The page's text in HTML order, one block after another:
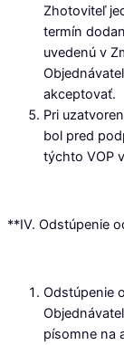
Zhotoviteľ
termín
uvedenú v
akceptovať.
Pri
bol pred
týchto VOP
**IV. Odstúpenie
Odstúpenie
písomne na